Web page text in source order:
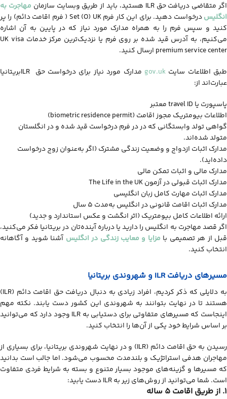
اگر متقاضی دریافت حق ILR هستید، باید از طریق وبسایت سازمان
مهاجرت به
انگلیس
درخواست دهید. برای این کار فرم Set (O) UK ( فرم اقامت دائم) را پر
کنید و سپس فرم را به همراه مدارک مورد نیاز که در پایین به آن اشاره
می‌کنیم، به آدرس قید شده بر روی فرم یا نزدیک‌ترین مرکز خدمات UK visa
premium service center ارسال کنید.
طبق اطلاعات سایتgov.uk
مدارک مورد نیاز برای درخواست حق ILRبریتانیا
عبارت‌اند از:
پاسپورت یا travel ID معتبر
اطلاعات بیومتریک مجوز اقامت (biometric residence permit)
گواهی تولد وابستگانی که در در فرم درخواست قید شده و در انگلستان
متولد شده‌اند.
مدارک اثبات ازدواج و وضعیت زندگی مشترک (اگر به‌عنوان زوج درخواست
داده‌اید).
مدارک مالی و اثبات تمکن مالی
مدارک اثبات قبولی در آزمون The Life in the UK
مدارک اثبات مهارت کامل زبان انگلیسی
مدارک اثبات اقامت قانونی در انگلیس به‌مدت ۵ سال
ارائه اطلاعات کامل بیومتریک (اثر انگشت و عکس استاندارد و جدید)
اگر قصد مهاجرت به انگلیس را دارید یا درباره آینده‌تان در بریتانیا فکر می‌کنید،
قبل از هر تصمیمی با مزایا و معایب زندگی در انگلیس آشنا شوید و آگاهانه
انتخاب کنید.
مسیرهای دریافت ILR و شهروندی بریتانیا
به دلایلی که ذکر کردیم، افراد زیادی به دنبال دریافت حق اقامت دائم (ILR)
هستند تا در نهایت بتوانند به شهروندی این کشور دست یابند. نکته مهم
اینجاست که مسیرهای متفاوتی برای دستیابی به ILR وجود دارد که می‌توانید
بر اساس شرایط خود یکی از آن‌ها را انتخاب کنید.
رسیدن به حق اقامت دائم (ILR) و در نهایت شهروندی بریتانیا، برای بسیاری از
مهاجران هدفی استراتژیک و بلندمدت محسوب می‌شود. اما جالب است بدانید
که مسیرها و گزینه‌های موجود بسیار متنوع و بسته به شرایط فردی متفاوت
است. شما می‌توانید از روش‌های زیر به ILR دست یابید:
1. از طریق اقامت 5 ساله